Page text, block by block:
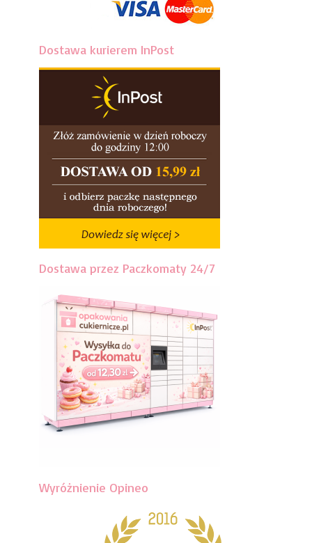
Dostawa kurierem InPost
Dostawa przez Paczkomaty 24/7
Wyróżnienie Opineo